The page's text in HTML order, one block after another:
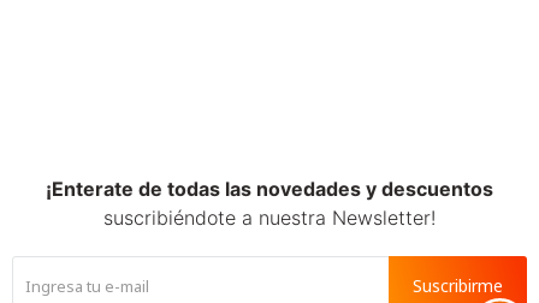
¡Enterate de todas las novedades y descuentos
suscribiéndote a nuestra Newsletter!
Suscribirme